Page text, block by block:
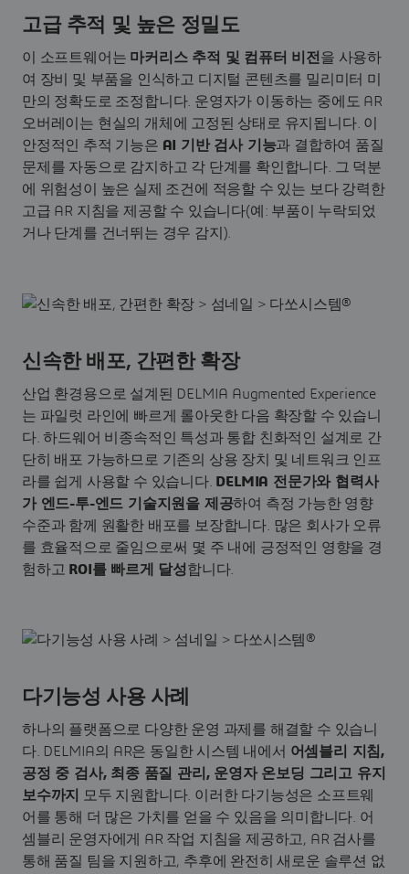
고급 추적 및 높은 정밀도
이 소프트웨어는 마커리스 추적 및 컴퓨터 비전을 사용하
여 장비 및 부품을 인식하고 디지털 콘텐츠를 밀리미터 미
만의 정확도로 조정합니다. 운영자가 이동하는 중에도 AR
오버레이는 현실의 개체에 고정된 상태로 유지됩니다. 이
안정적인 추적 기능은 AI 기반 검사 기능과 결합하여 품질
문제를 자동으로 감지하고 각 단계를 확인합니다. 그 덕분
에 위험성이 높은 실제 조건에 적응할 수 있는 보다 강력한
고급 AR 지침을 제공할 수 있습니다(예: 부품이 누락되었
거나 단계를 건너뛰는 경우 감지).
신속한 배포, 간편한 확장
산업 환경용으로 설계된 DELMIA Augmented Experience
는 파일럿 라인에 빠르게 롤아웃한 다음 확장할 수 있습니
다. 하드웨어 비종속적인 특성과 통합 친화적인 설계로 간
단히 배포 가능하므로 기존의 상용 장치 및 네트워크 인프
라를 쉽게 사용할 수 있습니다. DELMIA 전문가와 협력사
가 엔드-투-엔드 기술지원을 제공하여 측정 가능한 영향
수준과 함께 원활한 배포를 보장합니다. 많은 회사가 오류
를 효율적으로 줄임으로써 몇 주 내에 긍정적인 영향을 경
험하고 ROI를 빠르게 달성합니다.
다기능성 사용 사례
하나의 플랫폼으로 다양한 운영 과제를 해결할 수 있습니
다. DELMIA의 AR은 동일한 시스템 내에서 어셈블리 지침,
공정 중 검사, 최종 품질 관리, 운영자 온보딩 그리고 유지
보수까지
모두 지원합니다. 이러한 다기능성은 소프트웨
어를 통해 더 많은 가치를 얻을 수 있음을 의미합니다. 어
셈블리 운영자에게 AR 작업 지침을 제공하고, AR 검사를
통해 품질 팀을 지원하고, 추후에 완전히 새로운 솔루션 없